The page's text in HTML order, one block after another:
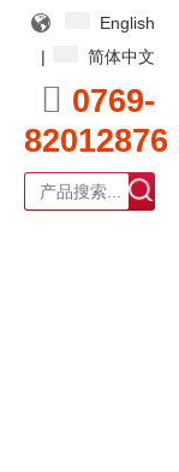
English
|
简体中文
 0769-
82012876